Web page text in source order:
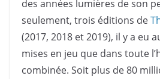
des années lumières de son
seulement, trois éditions de
(2017, 2018 et 2019), il y a eu
mises en jeu que dans toute
combinée. Soit plus de 80